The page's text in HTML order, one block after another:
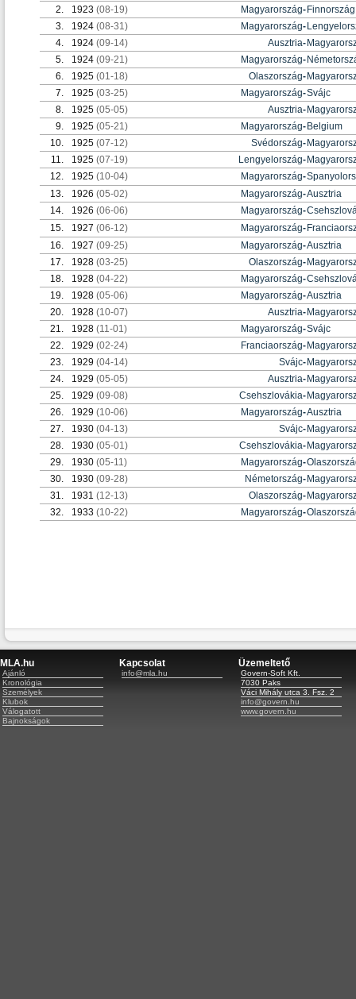
2.
1923 (08-19) Magyarország- Finnország
3.
1924 (08-31) Magyarország-
4.
1924 (09-14) Ausztria-
5.
1924 (09-21) Magyarország-
6.
1925 (01-18) Olaszország-
7.
1925 (03-25) Magyarország-Svájc
8.
1925 (05-05) Ausztria-
9.
1925 (05-21) Magyarország- Belgium
10.
1925 (07-12) Svédország-
11.
1925 (07-19) Lengyelország-
12.
1925 (10-04) Magyarország-
13.
1926 (05-02) Magyarország-Ausztria
14.
1926 (06-06) Magyarország-
15.
1927 (06-12) Magyarország-
16.
1927 (09-25) Magyarország-Ausztria
17.
1928 (03-25) Olaszország-
18.
1928 (04-22) Magyarország-
19.
1928 (05-06) Magyarország-Ausztria
20.
1928 (10-07) Ausztria-
21.
1928 (11-01) Magyarország-Svájc
22.
1929 (02-24) Franciaország-
23.
1929 (04-14) Svájc-
24.
1929 (05-05) Ausztria-
25.
1929 (09-08) Csehszlovákia-
26.
1929 (10-06) Magyarország-Ausztria
27.
1930 (04-13) Svájc-
28.
1930 (05-01) Csehszlovákia-
29.
1930 (05-11) Magyarország-
30.
1930 (09-28) Németország-
31.
1931 (12-13) Olaszország-
32.
1933 (10-22) Magyarország-
MLA.hu
Ajánló
Kronológia
Személyek
Klubok
Válogatott
Bajnokságok
Kapcsolat
info@mla.hu
Üzemeltető
Govern-Soft Kft.
7030 Paks
Váci Mihály utca 3. Fsz. 2
info@govern.hu
www.govern.hu